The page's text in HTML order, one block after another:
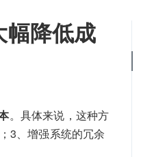
降低成
。具体来说，这种方
3、增强系统的冗余